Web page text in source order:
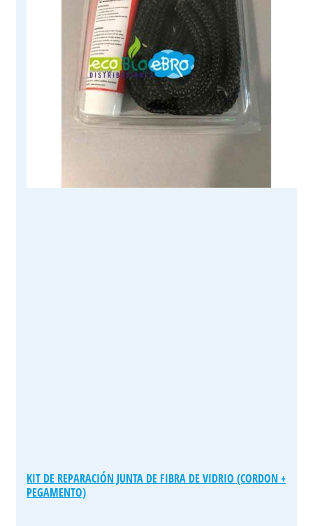
KIT DE REPARACIÓN JUNTA DE FIBRA DE VIDRIO (CORDON +
PEGAMENTO)